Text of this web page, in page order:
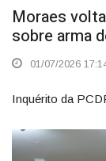
Moraes
sobre arma
01/07/2026
Inquérito da